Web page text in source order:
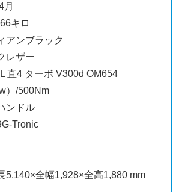
月
キロ
アンブラック
レザー
直4 ターボ V300d OM654
）/500Nm
ンドル
Tronic
5,140×全幅1,928×全高1,880 mm